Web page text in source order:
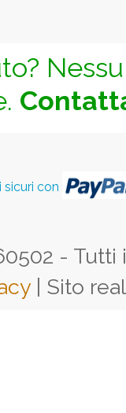
sicuri con
-
| Sito